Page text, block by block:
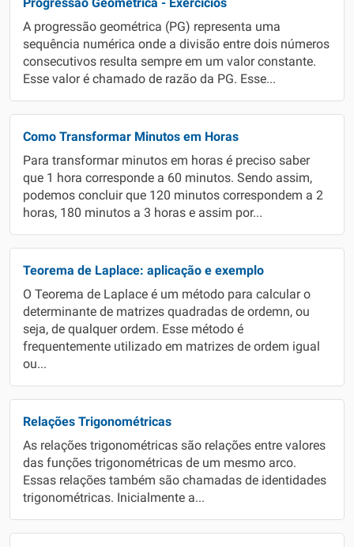
A progressão geométrica (PG) representa uma
sequência numérica onde a divisão entre dois números
consecutivos resulta sempre em um valor constante.
Esse valor é chamado de razão da PG. Esse...
Como Transformar Minutos em Horas
Para transformar minutos em horas é preciso saber
que 1 hora corresponde a 60 minutos. Sendo assim,
podemos concluir que 120 minutos correspondem a 2
horas, 180 minutos a 3 horas e assim por...
Teorema de Laplace: aplicação e exemplo
O Teorema de Laplace é um método para calcular o
determinante de matrizes quadradas de ordemn, ou
seja, de qualquer ordem. Esse método é
frequentemente utilizado em matrizes de ordem igual
ou...
Relações Trigonométricas
As relações trigonométricas são relações entre valores
das funções trigonométricas de um mesmo arco.
Essas relações também são chamadas de identidades
trigonométricas. Inicialmente a...